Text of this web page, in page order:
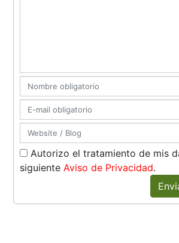
Autorizo el tratamiento de mis
siguienteAviso de Privacidad.